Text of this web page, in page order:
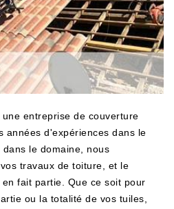
entreprise de couverture
années d'expériences dans le
le domaine, nous
travaux de toiture, et le
fait partie. Que ce soit pour
ou la totalité de vos tuiles,